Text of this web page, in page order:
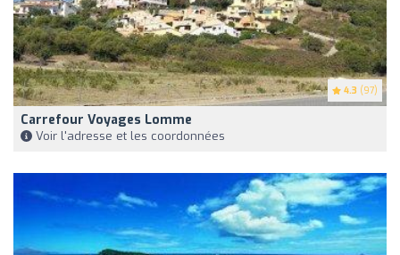
4.3 (97)
Carrefour Voyages Lomme
Voir l'adresse et les coordonnées